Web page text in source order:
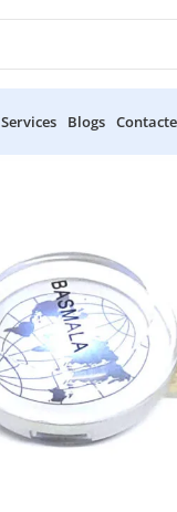
Services Blogs
HUB USB et